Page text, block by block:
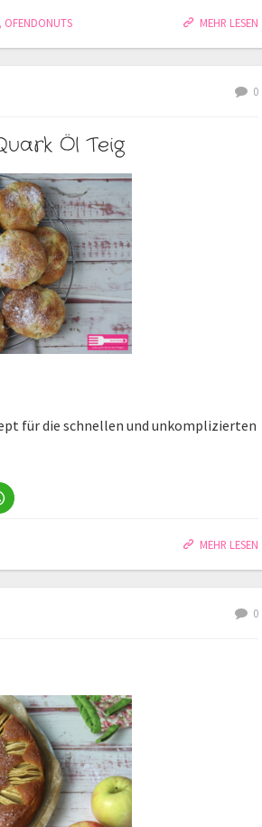
MEHR LESEN
, OFENDONUTS
0
Öl Teig
für die schnellen und unkomplizierten
MEHR LESEN
0